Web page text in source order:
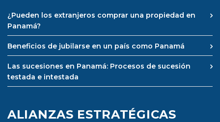
¿Pueden los extranjeros comprar una propiedad en
Panamá?
Beneficios de jubilarse en un país como Panamá
Las sucesiones en Panamá: Procesos de sucesión
testada e intestada
ALIANZAS ESTRATÉGICAS